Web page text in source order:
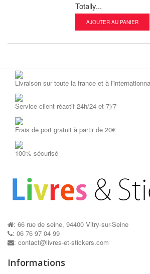
Totally...
AJOUTER AU PANIER
Livraison sur toute la france et à
Service client réactif 24h/24 et 7j/7
Frais de port gratuit à partir de 20€
100% sécurisé
: 66 rue de seine, 94400 Vitry-sur-Seine
: 06 76 97 04 99
: contact@livres-et-stickers.com
Informations